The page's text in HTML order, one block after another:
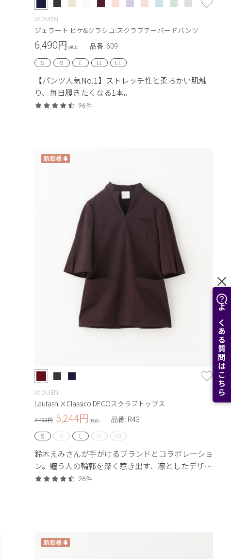
よくある質問はこちら
WOMEN
ジェラート ピケ&クラシコ:スクラブテーパードパンツ
6,490円 (税込) 品番: 609
S M L LL EL
【パンツ人気No.1】ストレッチ性と柔らかい肌触
り、毎日履きたくなる1本。
96件
WOMEN
Lautashi×Classico DECOスクラブトップス
7,492円 5,244円 (税込) 品番: R43
S M L XL XXL
鈴木えみさんが手がけるブランドとコラボレーショ
ン。纏う人の輪郭を深く惹き出す、凛としたデザイ
ン。
26件